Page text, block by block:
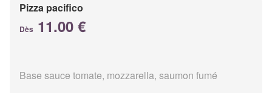
Pizza pacifico
Dès 11.00 €
Base sauce tomate, mozzarella, saumon fumé